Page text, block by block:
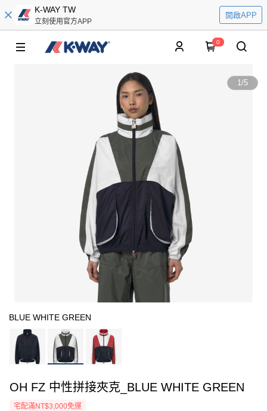
K-WAY TW
立刻使用官方APP
開啟APP
0
1/5
BLUE WHITE GREEN
OH FZ 中性拼接夾克_BLUE WHITE GREEN
宅配滿NT$3,000免運